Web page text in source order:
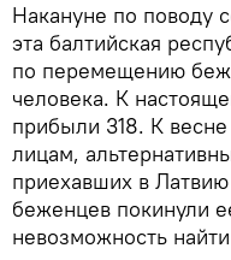
Накануне по поводу
эта балтийская
по перемещению
человека. К
прибыли 318. К
лицам,
приехавших в
беженцев покинули
невозможность